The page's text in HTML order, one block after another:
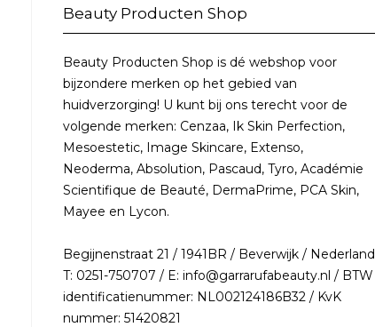
Beauty Producten Shop
Beauty Producten Shop is dé webshop voor
bijzondere merken op het gebied van
huidverzorging! U kunt bij ons terecht voor de
volgende merken: Cenzaa, Ik Skin Perfection,
Mesoestetic, Image Skincare, Extenso,
Neoderma, Absolution, Pascaud, Tyro, Académie
Scientifique de Beauté, DermaPrime, PCA Skin,
Mayee en Lycon.
Begijnenstraat 21 / 1941BR / Beverwijk / Nederland
T: 0251-750707 / E: info@garrarufabeauty.nl / BTW
identificatienummer: NL002124186B32 / KvK
nummer: 51420821